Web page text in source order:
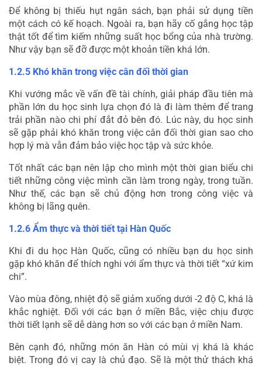
Để không bị thiếu hụt ngân sách, bạn phải sử dụng tiền
một cách có kế hoạch. Ngoài ra, bạn hãy cố gắng học tập
thật tốt để tìm kiếm những suất học bổng của nhà trường.
Như vậy bạn sẽ đỡ được một khoản tiền khá lớn.
1.2.5 Khó khăn trong việc cân đối thời gian
Khi vướng mắc về vấn đề tài chính, giải pháp đầu tiên mà
phần lớn du học sinh lựa chọn đó là đi làm thêm để trang
trải phần nào chi phí đắt đỏ bên đó. Lúc này, du học sinh
sẽ gặp phải khó khăn trong việc cân đối thời gian sao cho
hợp lý mà vẫn đảm bảo việc học tập và sức khỏe.
Tốt nhất các bạn nên lập cho mình một thời gian biểu chi
tiết những công việc mình cần làm trong ngày, trong tuần.
Như thế, các bạn sẽ chủ động hơn trong công việc và
không bị lãng quên.
1.2.6 Ẩm thực và thời tiết tại Hàn Quốc
Khi đi du học Hàn Quốc, cũng có nhiều bạn du học sinh
gặp khó khăn để thích nghi với ẩm thực và thời tiết “xứ kim
chi”.
Vào mùa đông, nhiệt độ sẽ giảm xuống dưới -2 độ C, khá là
khắc nghiệt. Đối với các bạn ở miền Bắc, việc chịu được
thời tiết lạnh sẽ dễ dàng hơn so với các bạn ở miền Nam.
Bên cạnh đó, những món ăn Hàn có mùi vị khá là khác
biệt. Trong đó vị cay là chủ đạo. Sẽ là một thử thách khá